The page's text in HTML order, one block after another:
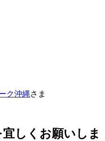
ク沖縄さま
しくお願いしま